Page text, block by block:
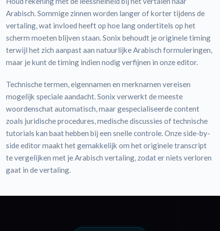
Arabisch. Sommige zinnen worden langer of korter tijdens de
vertaling, wat invloed heeft op hoe lang ondertitels op het
scherm moeten blijven staan. Sonix behoudt je originele timing
terwijl het zich aanpast aan natuurlijke Arabisch formuleringen,
maar je kunt de timing indien nodig verfijnen in onze editor.
Technische termen, eigennamen en merknamen vereisen
mogelijk speciale aandacht. Sonix verwerkt de meeste
woordenschat automatisch, maar gespecialiseerde content
zoals juridische procedures, medische discussies of technische
tutorials kan baat hebben bij een snelle controle. Onze side-by-
side editor maakt het gemakkelijk om het originele transcript
te vergelijken met je Arabisch vertaling, zodat er niets verloren
gaat in de vertaling.